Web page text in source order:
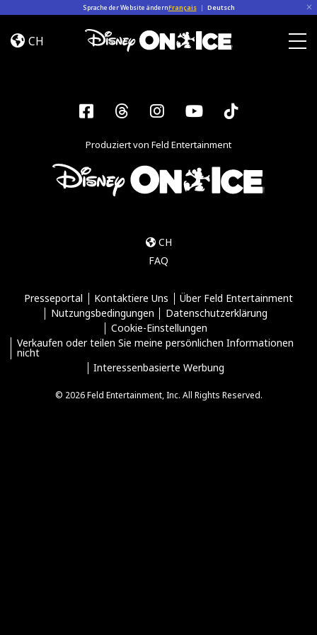
Sprache der Website ändernFrançais | Deutsch
_100yrs
CH
Facebook
ThreadsInstagram
YouTubeTiktok
Produziert von Feld Entertainment
CH
FAQ
Presseportal Kontaktiere Uns
Über Feld Entertainment
Nutzungsbedingungen
Datenschutzerklärung
Cookie-Einstellungen
Verkaufen oder teilen Sie meine persönlichen Informationen
nicht
Interessenbasierte Werbung
© 2026 Feld Entertainment, Inc. All Rights Reserved.